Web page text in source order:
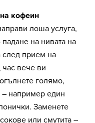
кофеин
лоша услуга,
на нивата на
след прием на
вече ви
голямо,
– например един
Заменете
или смутита –